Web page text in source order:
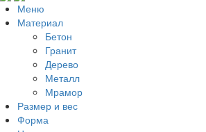
Меню
Материал
Бетон
Гранит
Дерево
Металл
Мрамор
Размер и вес
Форма